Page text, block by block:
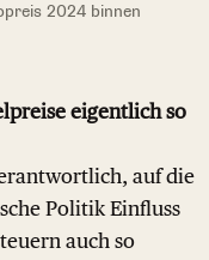
2024 binnen
eigentlich so
auf die
Politik Einfluss
auch so